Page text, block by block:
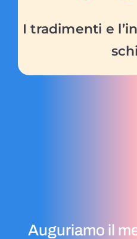
I tradimenti e
Auguriamo il